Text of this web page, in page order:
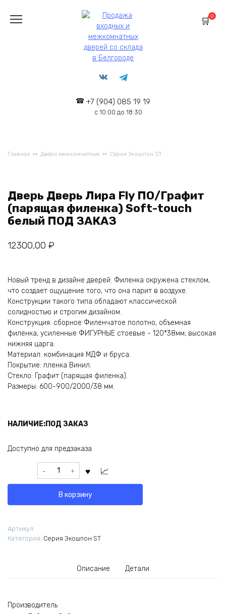
содержанию
+7 (904) 085 19 19
с 10:00 до 18:30
0
Главная Двери межкомнатные Серия Экошпон ST
Дверь Дверь Лира Fly ПО/Графит
(парящая филенка) Soft-touch
белый ПОД ЗАКАЗ
12300,00 ₽
Новый тренд в дизайне дверей. Филенка окружена стеклом,
что создает ощущение того, что она парит в воздухе.
Конструкции такого типа обладают классической
солидностью и строгим дизайном.
Конструкция: сборное Филенчатое полотно, объемная
филенка, усиленные ФИГУРНЫЕ стоевые - 120*38мм; высокая
нижняя царга.
Материал: комбинация МДФ и бруса.
Покрытие: пленка Винил.
Стекло: Графит (парящая филенка).
Размеры: 600-900/2000/38 мм.
НАЛИЧИЕ:ПОД ЗАКАЗ
Доступно для предзаказа
Количество
товара
Графит
ПОД
В корзину
Артикул:
Категория: Серия Экошпон ST
Описание Детали
Производитель